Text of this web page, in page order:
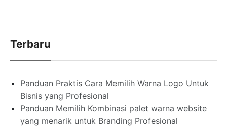
Terbaru
Panduan Praktis Cara Memilih Warna Logo Untuk
Bisnis yang Profesional
Panduan Memilih Kombinasi palet warna website
yang menarik untuk Branding Profesional